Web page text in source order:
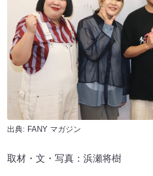
出典: FANY マガジン
取材・文・写真：浜瀬将樹